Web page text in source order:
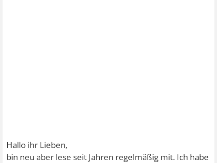
Hallo ihr Lieben,
bin neu aber lese seit Jahren regelmäßig mit. Ich habe